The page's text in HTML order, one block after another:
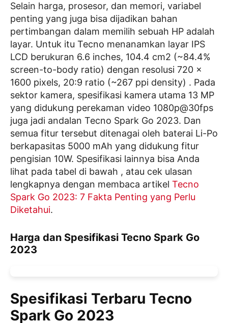
Selain harga, prosesor, dan memori, variabel
penting yang juga bisa dijadikan bahan
pertimbangan dalam memilih sebuah HP adalah
layar. Untuk itu Tecno menanamkan layar IPS
LCD berukuran 6.6 inches, 104.4 cm2 (~84.4%
screen-to-body ratio) dengan resolusi 720 x
1600 pixels, 20:9 ratio (~267 ppi density) . Pada
sektor kamera, spesifikasi kamera utama 13 MP
yang didukung perekaman video 1080p@30fps
juga jadi andalan Tecno Spark Go 2023. Dan
semua fitur tersebut ditenagai oleh baterai Li-Po
berkapasitas 5000 mAh yang didukung fitur
pengisian 10W. Spesifikasi lainnya bisa Anda
lihat pada tabel di bawah , atau cek ulasan
lengkapnya dengan membaca artikel Tecno
Spark Go 2023: 7 Fakta Penting yang Perlu
Diketahui.
Harga dan Spesifikasi Tecno Spark Go
2023
Spesifikasi Terbaru Tecno
Spark Go 2023